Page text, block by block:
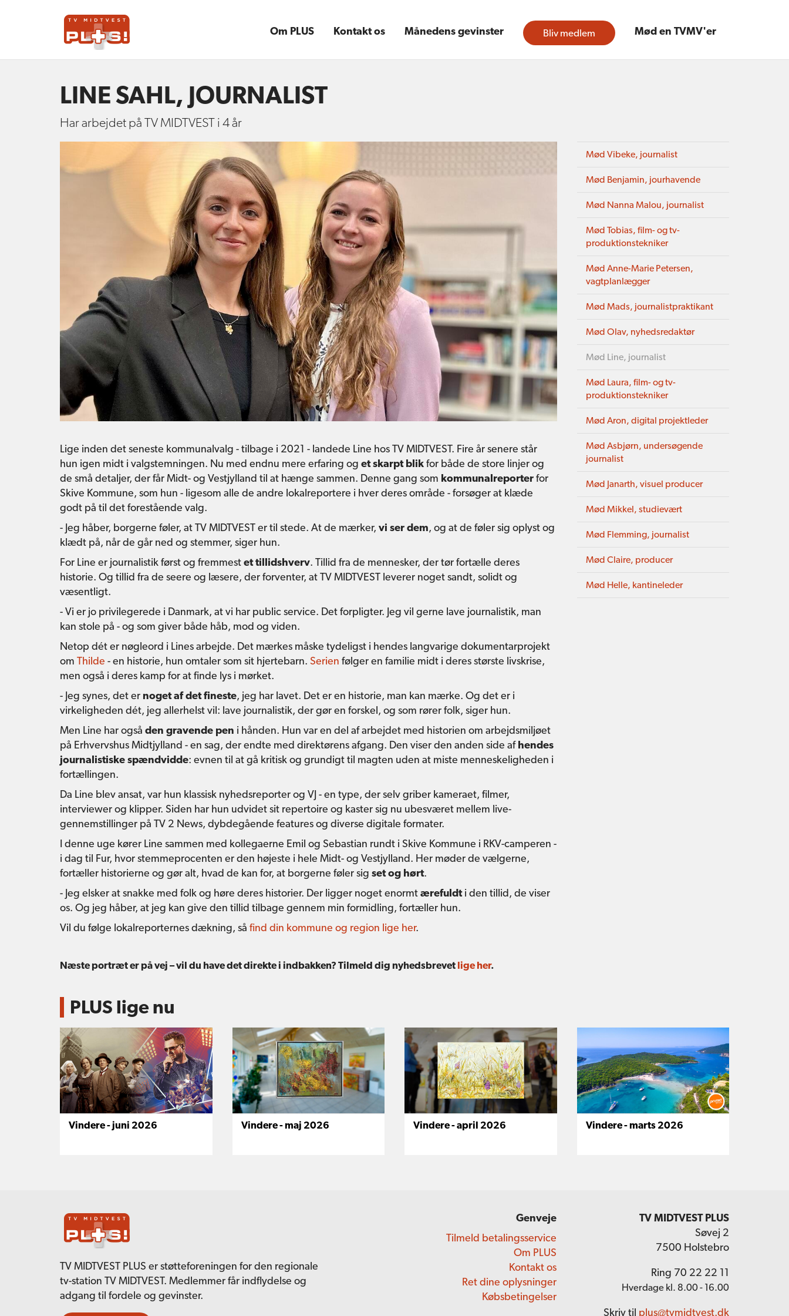
Om PLUS Kontakt os Månedens gevinster Bliv medlem Mød en TVMV'er
LINE SAHL, JOURNALIST
Har arbejdet på TV MIDTVEST i 4 år
Lige inden det seneste kommunalvalg - tilbage i 2021 - landede Line hos TV MIDTVEST. Fire år senere står
hun igen midt i valgstemningen. Nu med endnu mere erfaring og et skarpt blikfor både de store linjer og
de små detaljer, der får Midt- og Vestjylland til at hænge sammen. Denne gang som kommunalreporterfor
Skive Kommune, som hun - ligesom alle de andre lokalreportere i hver deres område - forsøger at klæde
godt på til det forestående valg.
- Jeg håber, borgerne føler, at TV MIDTVEST er til stede. At de mærker, vi ser dem, og at de føler sig oplyst og
klædt på, når de går ned og stemmer, siger hun.
For Line er journalistik først og fremmestet tillidshverv. Tillid fra de mennesker, der tør fortælle deres
historie. Og tillid fra de seere og læsere, der forventer, at TV MIDTVEST leverer noget sandt, solidt og
væsentligt.
- Vi er jo privilegerede i Danmark, at vi har public service. Det forpligter. Jeg vil gerne lave journalistik, man
kan stole på - og som giver både håb, mod og viden.
Netop dét er nøgleord i Lines arbejde. Det mærkes måske tydeligst i hendes langvarige dokumentarprojekt
om Thilde - en historie, hun omtaler som sit hjertebarn. Serien følger en familie midt i deres største livskrise,
men også i deres kamp for at finde lys i mørket.
- Jeg synes, det er noget af det fineste, jeg har lavet. Det er en historie, man kan mærke. Og det er i
virkeligheden dét, jeg allerhelst vil: lave journalistik, der gør en forskel, og som rører folk, siger hun.
Men Line har også den gravende pen i hånden. Hun var en del af arbejdet med historien om arbejdsmiljøet
på Erhvervshus Midtjylland - en sag, der endte med direktørens afgang. Den viser den anden side afhendes
journalistiske spændvidde: evnen til at gå kritisk og grundigt til magten uden at miste menneskeligheden i
fortællingen.
Da Line blev ansat, var hun klassisk nyhedsreporter og VJ - en type, der selv griber kameraet, filmer,
interviewer og klipper. Siden har hun udvidet sit repertoire og kaster sig nu ubesværet mellem live-
gennemstillinger på TV 2 News, dybdegående features og diverse digitale formater.
I denne uge kører Line sammen med kollegaerne Emil og Sebastian rundt i Skive Kommune i RKV-camperen -
i dag til Fur, hvor stemmeprocenten er den højeste i hele Midt- og Vestjylland. Her møder de vælgerne,
fortæller historierne og gør alt, hvad de kan for, at borgerne føler sig set og hørt.
- Jeg elsker at snakke med folk og høre deres historier. Der ligger noget enormtærefuldti den tillid, de viser
os. Og jeg håber, at jeg kan give den tillid tilbage gennem min formidling, fortæller hun.
Vil du følge lokalreporternes dækning, så find din kommune og region lige her.
Næste portræt er på vej – vil du have det direkte i indbakken? Tilmeld dig nyhedsbrevet lige her.
Mød Vibeke, journalist
Mød Benjamin, jourhavende
Mød Nanna Malou, journalist
Mød Tobias, film- og tv-
produktionstekniker
Mød Anne-Marie Petersen,
vagtplanlægger
Mød Mads, journalistpraktikant
Mød Olav, nyhedsredaktør
Mød Line, journalist
Mød Laura, film- og tv-
produktionstekniker
Mød Aron, digital projektleder
Mød Asbjørn, undersøgende
journalist
Mød Janarth, visuel producer
Mød Mikkel, studievært
Mød Flemming, journalist
Mød Claire, producer
Mød Helle, kantineleder
PLUS lige nu
Vindere - juni 2026 Vindere - maj 2026 Vindere - april 2026 Vindere - marts 2026
TV MIDTVEST PLUS er støtteforeningen for den regionale
tv-station TV MIDTVEST. Medlemmer får indflydelse og
adgang til fordele og gevinster.
Genveje
Tilmeld betalingsservice
Om PLUS
Kontakt os
Ret dine oplysninger
Købsbetingelser
TV MIDTVEST PLUS
Søvej 2
7500 Holstebro
Ring 70 22 22 11
Hverdage kl. 8.00 - 16.00
Skriv til plus@tvmidtvest.dk